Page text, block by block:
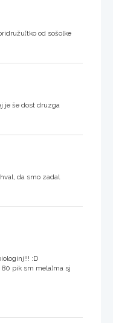
od sošolke
je še dost druzga
da smo zadal
:D
pik sm mela)ma sj